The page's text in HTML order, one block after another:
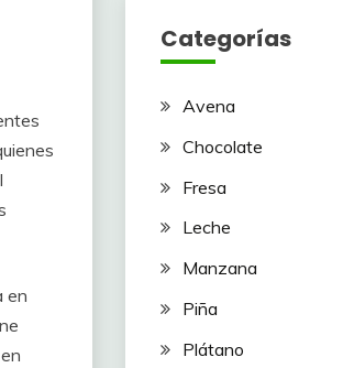
en
Categorías
Avena
Chocolate
Fresa
Leche
Manzana
Piña
Plátano